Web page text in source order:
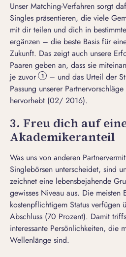
Unser Matching-Verfahren sorgt
Singles präsentieren, die viele
mit dir teilen und dich in
ergänzen – die beste Basis für
Zukunft. Das zeigt auch unsere
Paaren geben an, dass sie
je zuvor
1 – und das Urteil der
Passung unserer
hervorhebt (02/ 2016).
3. Freu dich auf
Akademikeranteil
Was uns von anderen
Singlebörsen unterscheidet, sind
zeichnet eine lebensbejahende
gewisses Niveau aus. Die meisten
kostenpflichtigem Status verfügen
Abschluss (70 Prozent). Damit
interessante Persönlichkeiten, die
Wellenlänge sind.